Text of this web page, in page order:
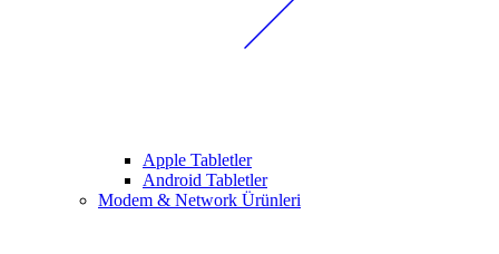
Apple Tabletler
Android Tabletler
Modem & Network Ürünleri